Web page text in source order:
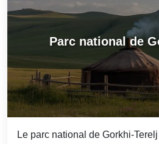
Parc national de
Le parc national de Gorkhi-